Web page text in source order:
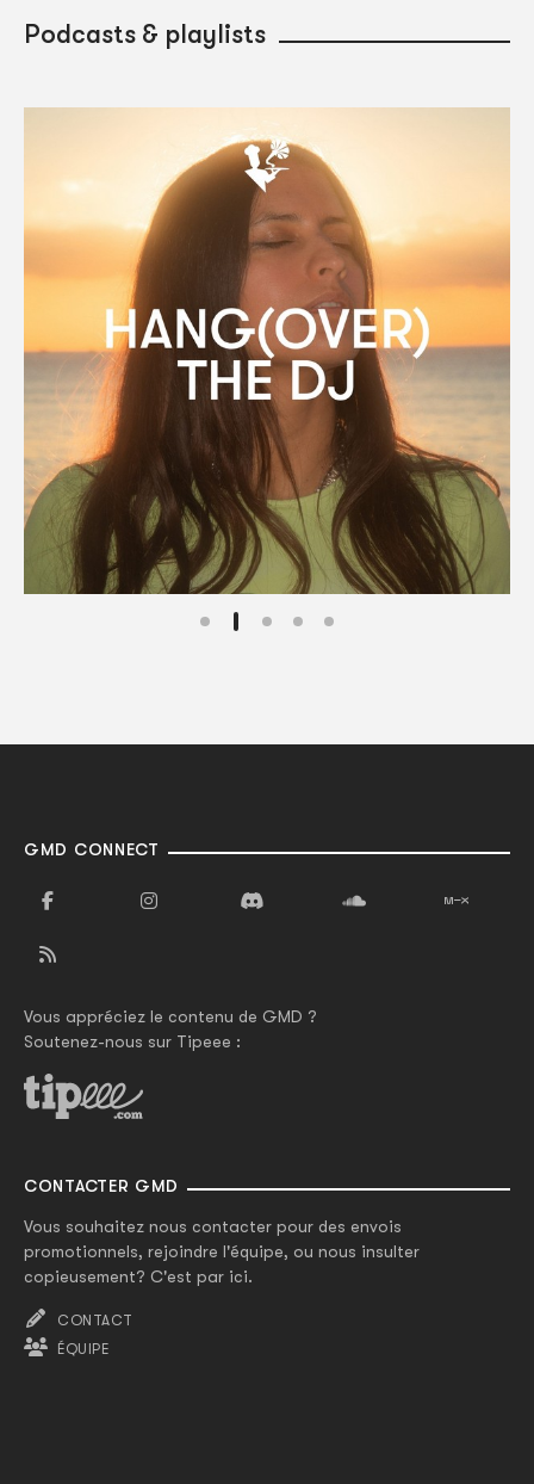
Podcasts & playlists
GMD CONNECT
Vous appréciez le contenu de GMD ?
Soutenez-nous sur Tipeee :
CONTACTER GMD
Vous souhaitez nous contacter pour des envois
promotionnels, rejoindre l'équipe, ou nous insulter
copieusement? C'est par ici.
CONTACT
ÉQUIPE